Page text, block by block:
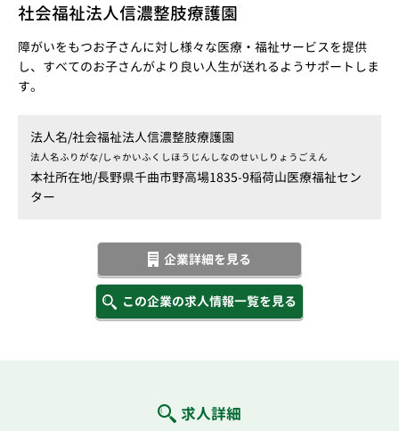
社会福祉法人信濃整肢療護園
障がいをもつお子さんに対し様々な医療・福祉サービスを提供
し、すべてのお子さんがより良い人生が送れるようサポートしま
す。
法人名/社会福祉法人信濃整肢療護園
法人名ふりがな/しゃかいふくしほうじんしなのせいしりょうごえん
本社所在地/長野県千曲市野高場1835-9稲荷山医療福祉セン
ター
企業詳細を見る
この企業の求人情報一覧を見る
求人詳細